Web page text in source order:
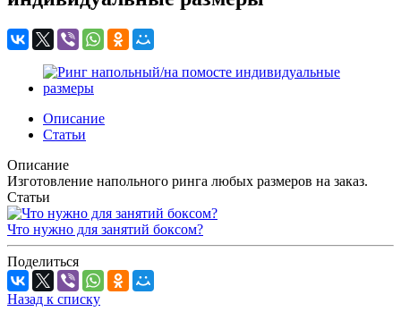
Описание
Статьи
Описание
Изготовление напольного ринга любых размеров на заказ.
Статьи
Что нужно для занятий боксом?
Поделиться
Назад к списку